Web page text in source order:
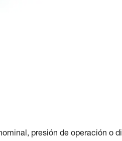
presión de operación o